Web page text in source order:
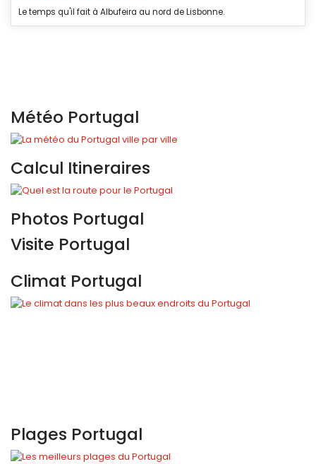
Le temps qu'il fait à Albufeira au nord de Lisbonne.
Météo Portugal
Calcul Itineraires
Photos Portugal
Visite Portugal
Climat Portugal
Plages Portugal